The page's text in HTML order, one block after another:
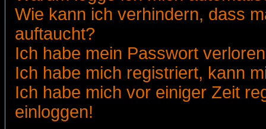
Wie kann ich verhindern, dass
auftaucht?
Ich habe mein Passwort
Ich habe mich registriert, kann
Ich habe mich vor einiger Zeit
einloggen!